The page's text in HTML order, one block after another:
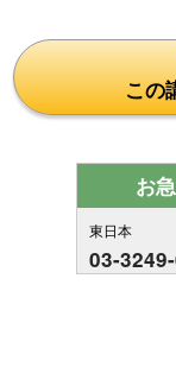
この
お
東日本
03-